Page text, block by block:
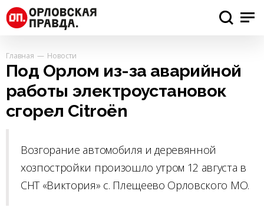
Главная Новости
Под Орлом из-за аварийной
работы электроустановок
сгорел Citroën
Возгорание автомобиля и деревянной
хозпостройки произошло утром 12 августа в
СНТ «Виктория» с. Плещеево Орловского МО.